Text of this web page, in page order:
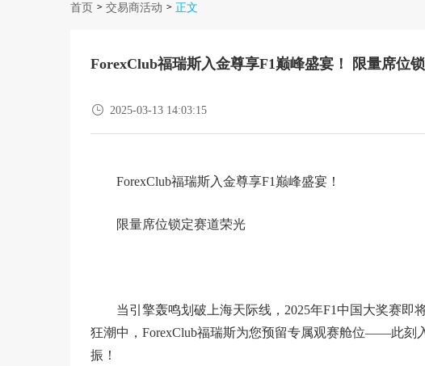
首页 > 交易商活动 > 正文
ForexClub福瑞斯入金尊享F1巅峰盛宴！ 限量席位
 2025-03-13 14:03:15
ForexClub福瑞斯入金尊享F1巅峰盛宴！
限量席位锁定赛道荣光
当引擎轰鸣划破上海天际线，2025年F1中国大奖赛即
狂潮中，ForexClub福瑞斯为您预留专属观赛舱位——此刻
振！